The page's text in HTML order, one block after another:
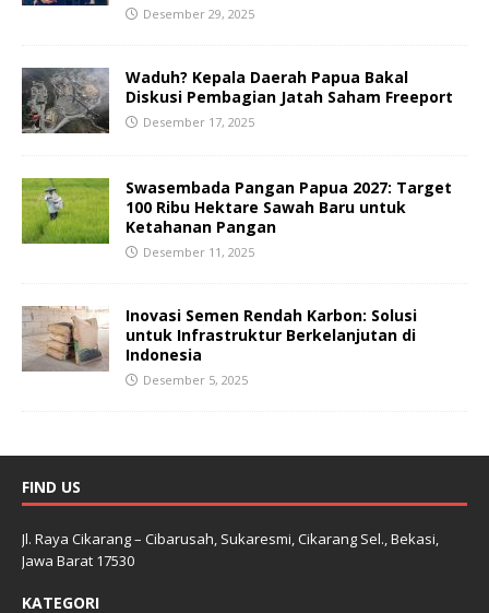
Desember 29, 2025
Waduh? Kepala Daerah Papua Bakal
Diskusi Pembagian Jatah Saham Freeport
Desember 17, 2025
Swasembada Pangan Papua 2027: Target
100 Ribu Hektare Sawah Baru untuk
Ketahanan Pangan
Desember 11, 2025
Inovasi Semen Rendah Karbon: Solusi
untuk Infrastruktur Berkelanjutan di
Indonesia
Desember 5, 2025
FIND US
Jl. Raya Cikarang – Cibarusah, Sukaresmi, Cikarang Sel., Bekasi,
Jawa Barat 17530
KATEGORI